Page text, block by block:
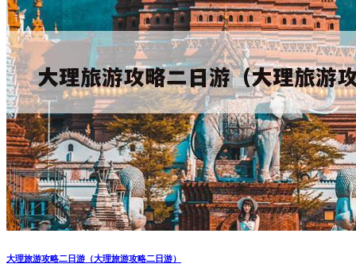
大理旅游攻略二日游（大理旅游攻略二日游）